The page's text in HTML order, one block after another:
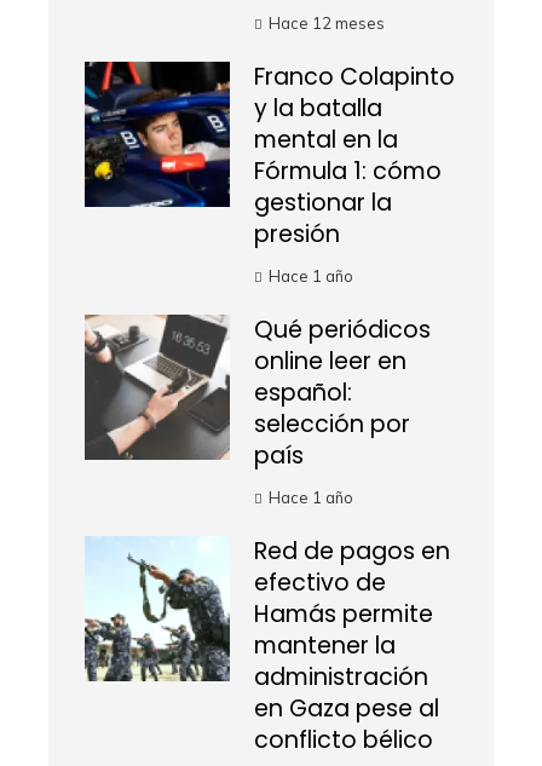
Hace 12 meses
Franco Colapinto
y la batalla
mental en la
Fórmula 1: cómo
gestionar la
presión
Hace 1 año
Qué periódicos
online leer en
español:
selección por
país
Hace 1 año
Red de pagos en
efectivo de
Hamás permite
mantener la
administración
en Gaza pese al
conflicto bélico